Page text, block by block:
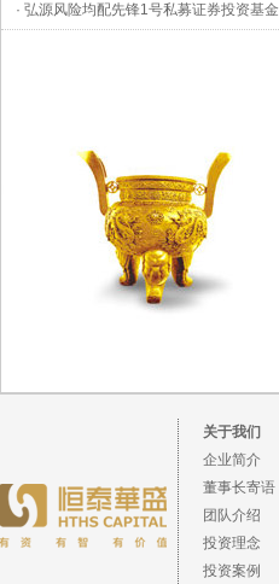
· 弘源风险均配先锋1号私募证券投资基金
关于我们
企业简介
董事长寄语
团队介绍
投资理念
投资案例